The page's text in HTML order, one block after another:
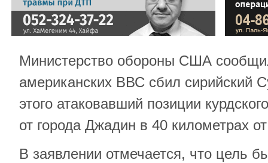
Министерство обороны США
американских ВВС сбил сирийский
этого атаковавший позиции
от города Джадин в 40 километрах
В заявлении отмечается, что цель